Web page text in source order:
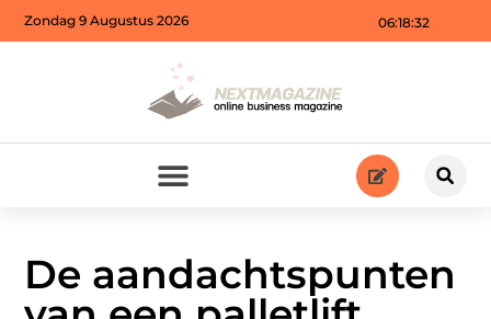
06:18:33
Zondag 9 Augustus 2026
De aandachtspunten